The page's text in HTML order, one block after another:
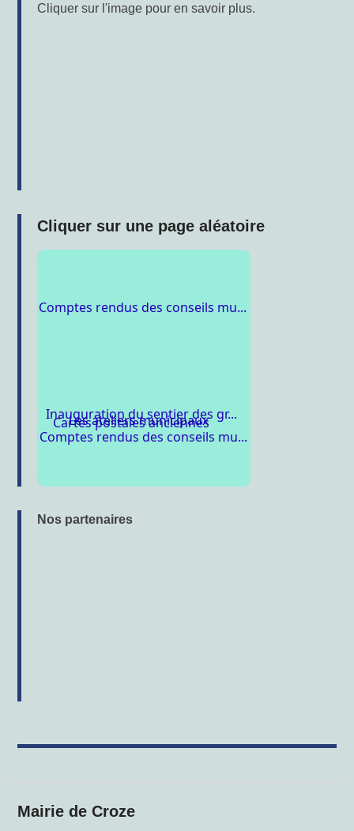
Cliquer sur l'image pour en savoir plus.
Cliquer sur une page aléatoire
Cartes postales anciennes
Comptes rendus des conseils mu...
Les ateliers municipaux
Nos partenaires
Mairie de Croze